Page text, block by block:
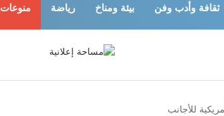
ثقافة وأدب وفن بيئة ومناخ رياضة منوعات
للأجانب